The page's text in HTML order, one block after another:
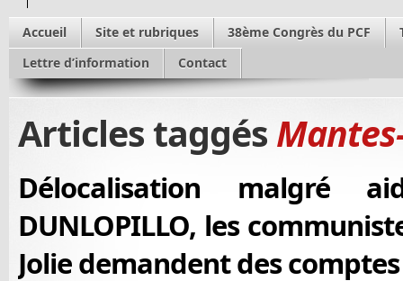
Accueil Site et rubriques 38ème Congrès du PCF
Lettre d’information
Contact
Articles taggés
Délocalisation malgré
DUNLOPILLO, les
Jolie demandent des comptes